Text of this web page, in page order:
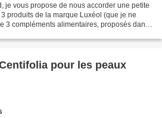
je vous propose de nous accorder une petite
produits de la marque Luxéol (que je ne
3 compléments alimentaires, proposés dans
pour les peaux